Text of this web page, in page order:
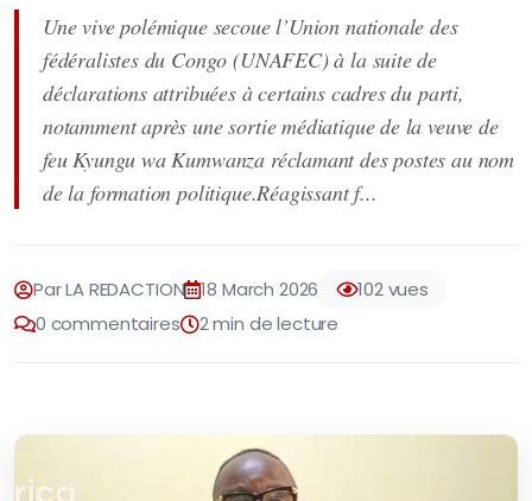
Une vive polémique secoue l’Union nationale des
fédéralistes du Congo (UNAFEC) à la suite de
déclarations attribuées à certains cadres du parti,
notamment après une sortie médiatique de la veuve de
feu Kyungu wa Kumwanza réclamant des postes au nom
de la formation politique.Réagissant f...
Par LA REDACTION 18 March 2026
102 vues
0 commentaires
2 min de lecture